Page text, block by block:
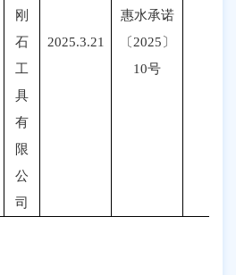
刚
石
工
具
有
限
公
司
2025.3.21
惠水承诺
〔2025〕
10号